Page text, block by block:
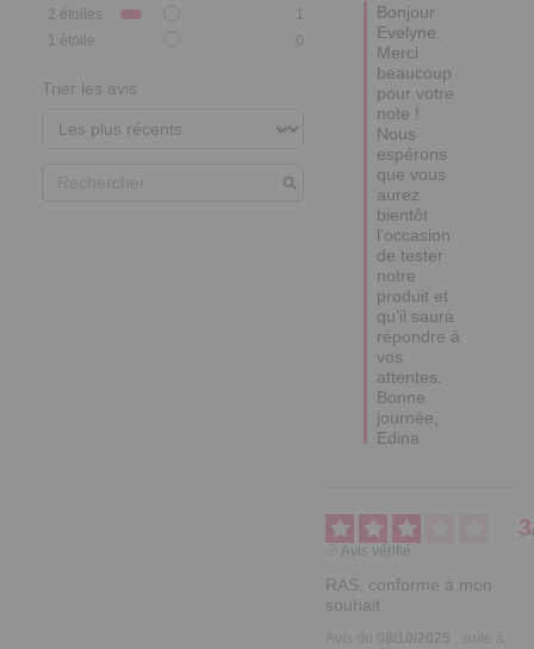
2 étoiles
1
1 étoile 0
Trier les avis
Bonjour
Evelyne,
Merci
beaucoup
pour votre
note !
Nous
espérons
que vous
aurez
bientôt
l’occasion
de tester
notre
produit et
qu’il saura
répondre à
vos
attentes.
Bonne
journée,
Edina
3
Avis vérifié
RAS, conforme à mon
souhait